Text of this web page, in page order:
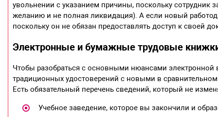
увольнении с указанием причины, поскольку сотрудник
желанию и не полная ликвидация). А если новый
поскольку он не обязан предоставлять доступ к своей
Электронные и бумажные трудовые
Чтобы разобраться с основными нюансами электронной
традиционных удостоверений с новыми в сравнительном
Есть обязательный перечень сведений, который не
Учебное заведение, которое вы закончили и